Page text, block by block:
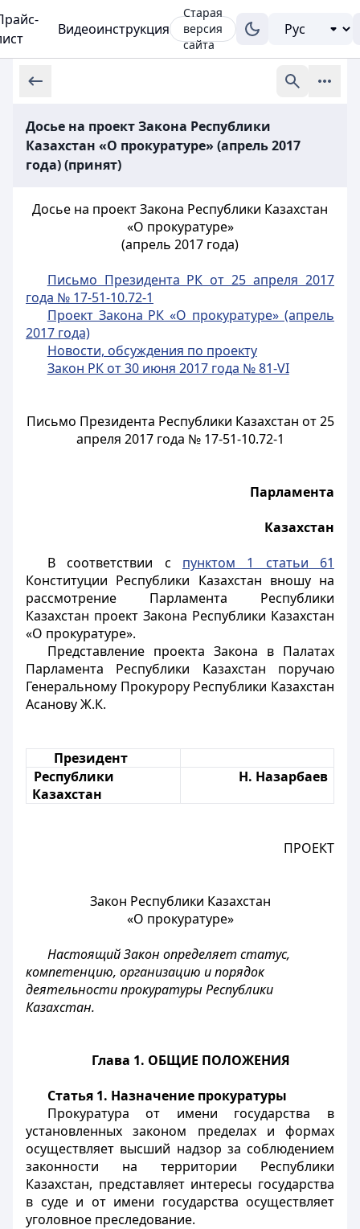
Видеоинструкция
Старая
версия
сайта
Досье на проект Закона Республики
Казахстан «О прокуратуре» (апрель 2017
года) (принят)
Досье на проект Закона Республики Казахстан
«О прокуратуре»
(апрель 2017 года)
Письмо Президента РК от 25 апреля 2017
года № 17-51-10.72-1
Проект Закона РК «О прокуратуре» (апрель
2017 года)
Новости, обсуждения по проекту
Закон РК от 30 июня 2017 года № 81-VI
Письмо Президента Республики Казахстан от 25
апреля 2017 года № 17-51-10.72-1
Парламента
Казахстан
В соответствии с пунктом 1 статьи 61
Конституции Республики Казахстан вношу на
рассмотрение Парламента Республики
Казахстан проект Закона Республики Казахстан
«О прокуратуре».
Представление проекта Закона в Палатах
Парламента Республики Казахстан поручаю
Генеральному Прокурору Республики Казахстан
Асанову Ж.К.
Президент
Республики
Казахстан
Н. Назарбаев
ПРОЕКТ
Закон Республики Казахстан
«О прокуратуре»
Настоящий Закон определяет статус,
компетенцию, организацию и порядок
деятельности прокуратуры Республики
Казахстан.
Глава 1. ОБЩИЕ ПОЛОЖЕНИЯ
Статья 1. Назначение прокуратуры
Прокуратура от имени государства в
установленных законом пределах и формах
осуществляет высший надзор за соблюдением
законности на территории Республики
Казахстан, представляет интересы государства
в суде и от имени государства осуществляет
уголовное преследование.